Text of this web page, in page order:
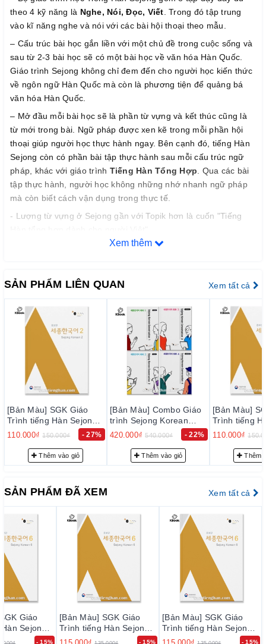
theo 4 kỹ năng là Nghe, Nói, Đọc, Viết . Trong đó tập trung
vào kĩ năng nghe và nói với các bài hội thoại theo mẫu.
– Cấu trúc bài học gắn liền với một chủ đề trong cuộc sống và
sau từ 2-3 bài học sẽ có một bài học về văn hóa Hàn Quốc.
Giáo trình Sejong không chỉ đem đến cho người học kiến thức
về ngôn ngữ Hàn Quốc mà còn là phương tiện để quảng bá
văn hóa Hàn Quốc.
– Mở đầu mỗi bài học sẽ là phần từ vựng và kết thúc cũng là
từ mới trong bài. Ngữ pháp được xen kẽ trong mỗi phần hội
thoại giúp người học thực hành ngay. Bên cạnh đó, tiếng Hàn
Sejong còn có phần bài tập thực hành sau mỗi cấu trúc ngữ
pháp, khác với giáo trình Tiếng Hàn Tổng Hợp . Qua các bài
tập thực hành, người học không những nhớ nhanh ngữ pháp
mà còn biết cách vận dụng trong thực tế.
- Lượng từ vựng ở Sejong gần với Topik hơn là cuốn "Tiếng
- Lượng kiến thức mỗi bài rất vừa phải, trình bày dễ hiểu nên
Xem thêm
SẢN PHẨM LIÊN QUAN Xem tất cả
27%
[Bản Màu] Combo Giáo
trình Sejong Korean
Conversation 1~4 - 세종
한국어 회화 1 ~ 4
420.000₫ 540.000₫ - 22%
Thêm vào giỏ
[Bản Màu] SGK Giáo
Trình tiếng Hàn Sejong
4 - 세종한국어 4
110.000₫ 150.000₫ - 27%
Thêm vào giỏ
[Bản
Trình
3- 세종
110.000₫
SẢN PHẨM ĐÃ XEM Xem tất cả
- 15%
Giáo
Sejong
- 15%
[Bản Màu] SGK Giáo
Trình tiếng Hàn Sejong
6 - 세종한국어 6
115.000₫ - 15%
[Bản Màu] SGK Giáo
Trình tiếng Hàn Sejong
6 - 세종한국어 6
115.000₫